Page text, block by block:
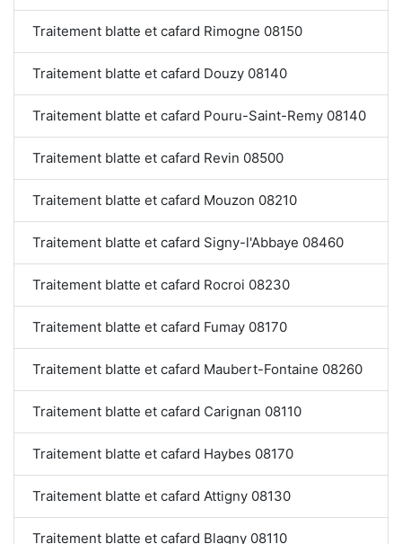
Traitement blatte et cafard Rimogne 08150
Traitement blatte et cafard Douzy 08140
Traitement blatte et cafard Pouru-Saint-Remy 08140
Traitement blatte et cafard Revin 08500
Traitement blatte et cafard Mouzon 08210
Traitement blatte et cafard Signy-l'Abbaye 08460
Traitement blatte et cafard Rocroi 08230
Traitement blatte et cafard Fumay 08170
Traitement blatte et cafard Maubert-Fontaine 08260
Traitement blatte et cafard Carignan 08110
Traitement blatte et cafard Haybes 08170
Traitement blatte et cafard Attigny 08130
Traitement blatte et cafard Blagny 08110